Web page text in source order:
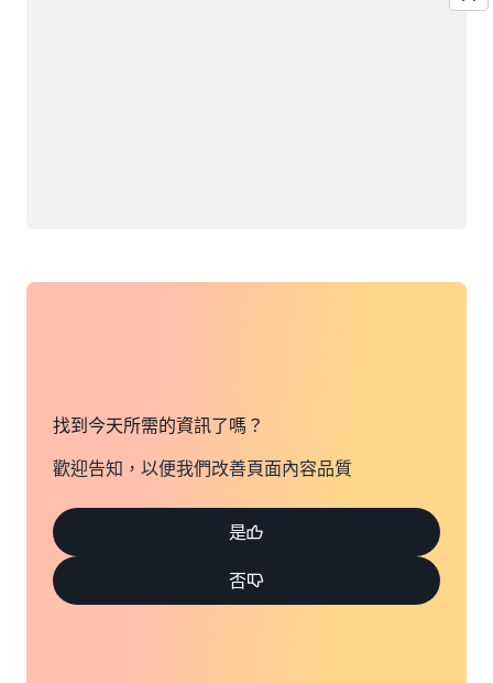
找到今天所需的資訊了嗎？
歡迎告知，以便我們改善頁面內容品質
是
否